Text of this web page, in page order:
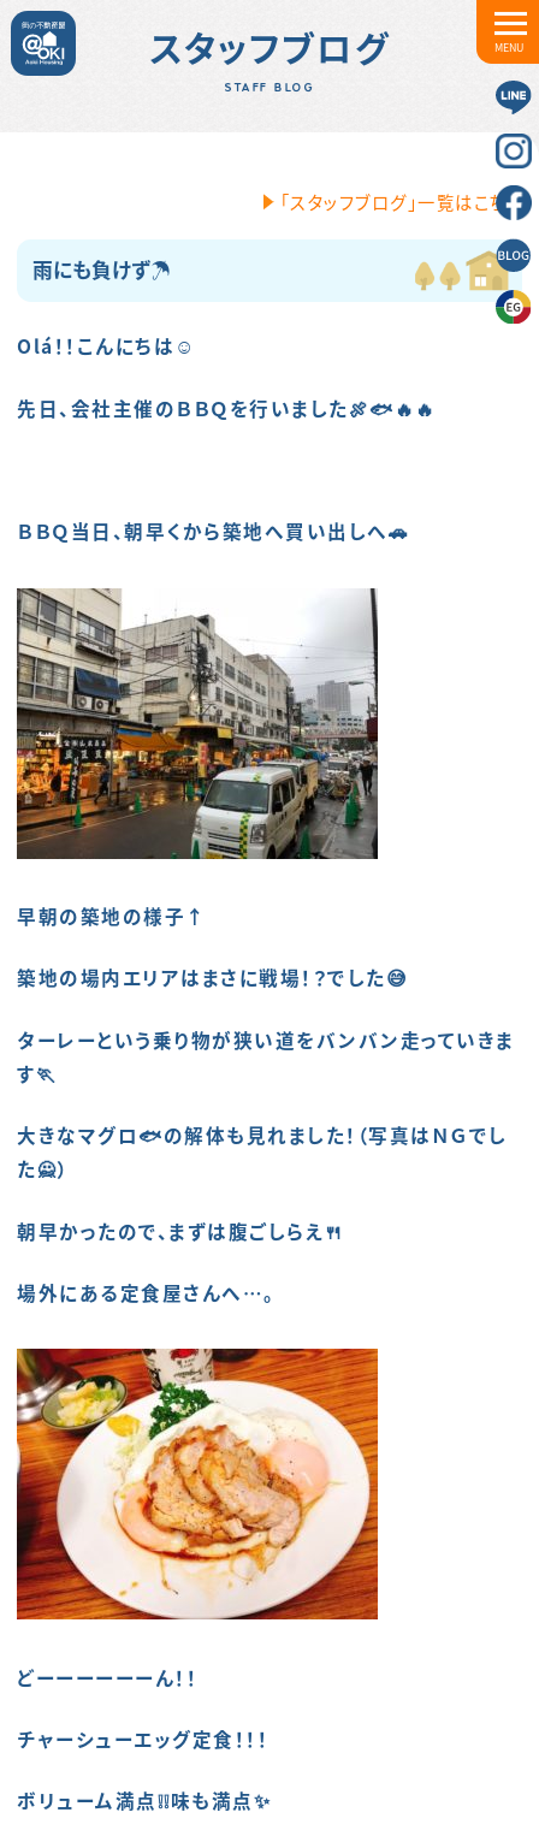
MENU
スタッフブログ
STAFF BLOG
「スタッフブログ」一覧はこちら
雨にも負けず☂
Olá！！こんにちは☺
先日、会社主催のＢＢＱを行いました🍖🐟🔥🔥
ＢＢＱ当日、朝早くから築地へ買い出しへ🚗
早朝の築地の様子↑
築地の場内エリアはまさに戦場！？でした😅
ターレーという乗り物が狭い道をバンバン走っていきま
す🏃
大きなマグロ🐟の解体も見れました！（写真はＮＧでし
た🙅）
朝早かったので、まずは腹ごしらえ🍴
場外にある定食屋さんへ…。
どーーーーーーん！！
チャーシューエッグ定食！！！
ボリューム満点❕❕味も満点✨